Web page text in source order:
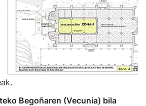
Begoñaren (Vecunia) bila